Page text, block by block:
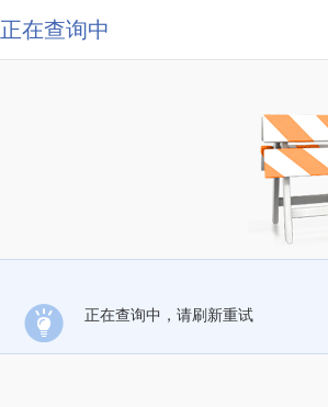
正在查询中
正在查询中，请刷新重试